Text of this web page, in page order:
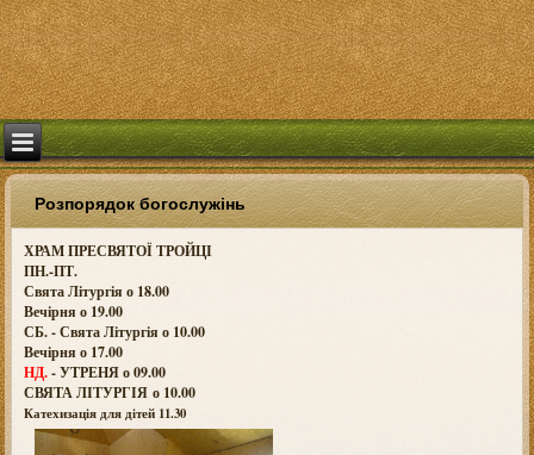
Розпорядок богослужінь
ХРАМ ПРЕСВЯТОЇ ТРОЙЦІ
ПН.-ПТ.
Свята Літургія о 18.00
Вечірня о 19.00
СБ. - Свята Літургія о 10.00
Вечірня о 17.00
НД.- УТРЕНЯ о 09.00
СВЯТА ЛІТУРГІЯ о 10.00
Катехизація для дітей 11.30